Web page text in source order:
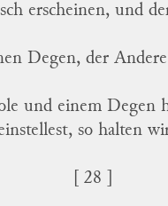
erscheinen, und
Degen, der
und einem Degen
so halten
[ 28 ]